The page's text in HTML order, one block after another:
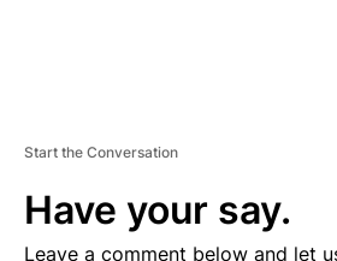
Start the Conversation
Have your say.
Leave a comment below and let